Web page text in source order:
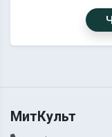
МитКульт